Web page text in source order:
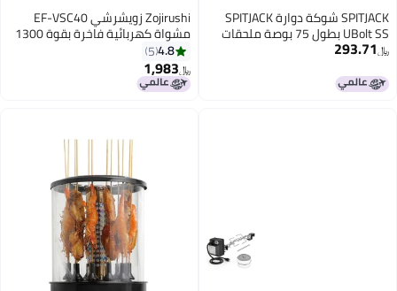
SPITJACK شوكة دوارة SPITJACK
UBolt SS بطول 75 بوصة ملحقات
ربط اللحم بعرض 2 بوصة سعة
كامل و خروف يصل وزنه إلى 150
Zojirushi زويشرشي EF-VSC40
مشواة كهربائية فاخرة بقوة 1300
واط